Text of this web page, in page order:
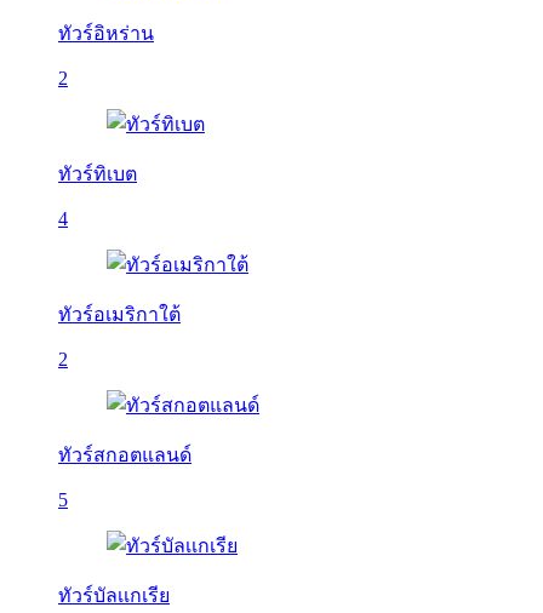
ทัวร์อิหร่าน
2
ทัวร์ทิเบต
4
ทัวร์อเมริกาใต้
2
ทัวร์สกอตแลนด์
5
ทัวร์บัลเเกเรีย